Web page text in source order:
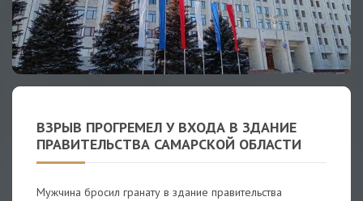
ВЗРЫВ ПРОГРЕМЕЛ У ВХОДА В ЗДАНИЕ
ПРАВИТЕЛЬСТВА САМАРСКОЙ ОБЛАСТИ
Мужчина бросил гранату в здание правительства